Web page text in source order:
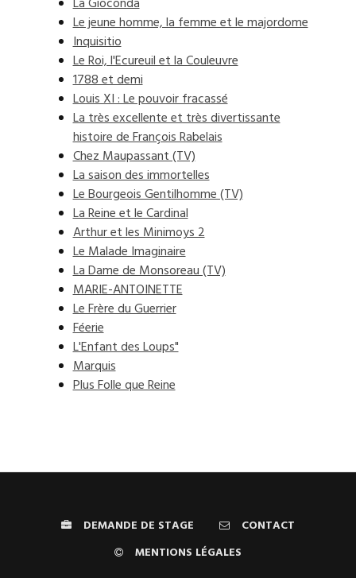
Le jeune homme, la femme et le majordome
Inquisitio
Le Roi, l'Ecureuil et la Couleuvre
1788 et demi
Louis XI : Le pouvoir fracassé
La très excellente et très divertissante
histoire de François Rabelais
Chez Maupassant (TV)
La saison des immortelles
Le Bourgeois Gentilhomme (TV)
La Reine et le Cardinal
Arthur et les Minimoys 2
Le Malade Imaginaire
La Dame de Monsoreau (TV)
MARIE-ANTOINETTE
Le Frère du Guerrier
Féerie
L'Enfant des Loups"
Marquis
Plus Folle que Reine
DEMANDE DE STAGE
CONTACT
MENTIONS LÉGALES